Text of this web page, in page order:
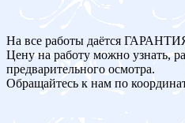
На все работы даётся
Цену на работу можно узнать,
предварительного осмотра.
Обращайтесь к нам по